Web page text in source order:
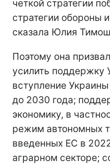
четкой стратегии
стратегии обороны
сказала Юлия
Поэтому она
усилить поддержку
вступление
до 2030 года;
экономику, в
режим автономных
введенных ЕС в
аграрном секторе;